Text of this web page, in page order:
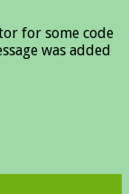
for some code
was added